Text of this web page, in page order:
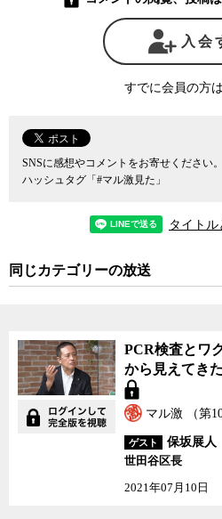
いないことから、これが「薬害」だ
し、自身が薬害エイズの被害者で、
務める花井十伍氏は、HPVワクチン
強調する。被害者が薬害を訴え出て
なり、随分と時間が経ってから、よ
という、一連の薬害の構造のことだ。
8月24日に行われた薬害根絶デーで
に、薬害根絶についての要望書が手
クチン薬害訴訟全国原告団の名前も含
されることを望んでいた。 薬害の被
重荷を自ら厭というほど経験してき
被害者たちには、10代の少女たちを
の強い思いがあったからだと、花井氏
副反応の被害が伝えられるなか、
年6月、「積極的接種勧奨」が一時的
の究明も、被害者たちの救済も一向
入会
すでに会員の方は
SNSに感想やコメントをお寄せください。
ハッシュタグ「#マル激見た」
タイト
同じカテゴリーの放送
PCR検査とワ
から見えてき
マル激 （第
ゲスト
保坂展人
世田谷区長
2021年07月10日